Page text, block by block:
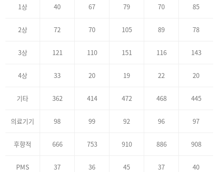
1상 40 67 79 70 85
2상 72 70 105 89 78
3상 121 110 151 116 143
4상 33 20 19 22 20
기타 362 414 472 468 445
의료기기 98 99 92 96 97
후향적 666 753 910 886 908
PMS 37 36 45 37 40